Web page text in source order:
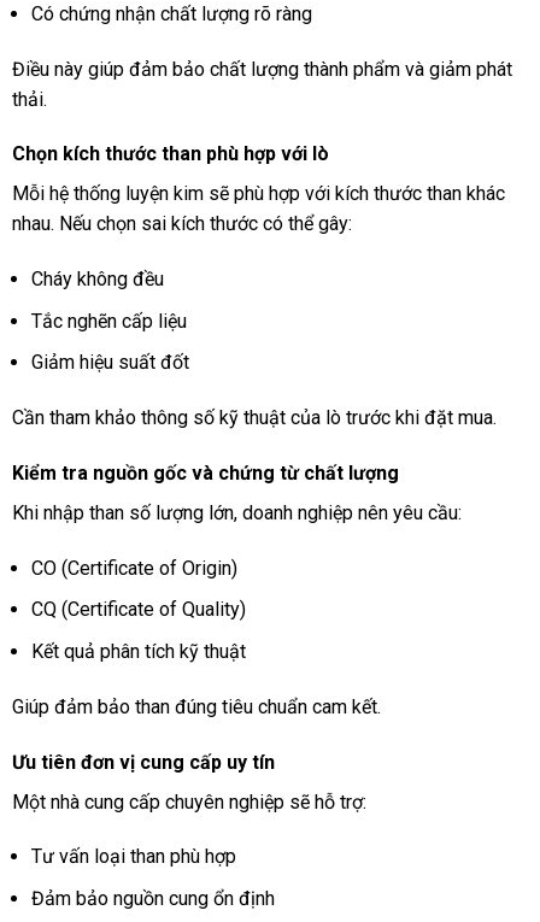
Có chứng nhận chất lượng rõ ràng
Điều này giúp đảm bảo chất lượng thành phẩm và giảm phát
thải.
Chọn kích thước than phù hợp với lò
Mỗi hệ thống luyện kim sẽ phù hợp với kích thước than khác
nhau. Nếu chọn sai kích thước có thể gây:
Cháy không đều
Tắc nghẽn cấp liệu
Giảm hiệu suất đốt
Cần tham khảo thông số kỹ thuật của lò trước khi đặt mua.
Kiểm tra nguồn gốc và chứng từ chất lượng
Khi nhập than số lượng lớn, doanh nghiệp nên yêu cầu:
CO (Certificate of Origin)
CQ (Certificate of Quality)
Kết quả phân tích kỹ thuật
Giúp đảm bảo than đúng tiêu chuẩn cam kết.
Ưu tiên đơn vị cung cấp uy tín
Một nhà cung cấp chuyên nghiệp sẽ hỗ trợ:
Tư vấn loại than phù hợp
Đảm bảo nguồn cung ổn định